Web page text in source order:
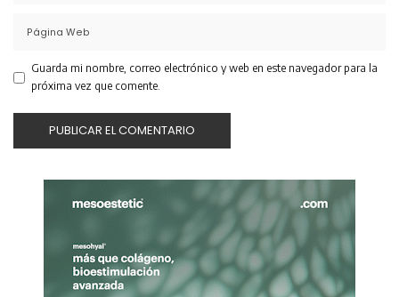
Guarda mi nombre, correo electrónico y web en este navegador para la
próxima vez que comente.